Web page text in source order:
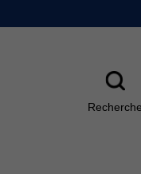
Recherche